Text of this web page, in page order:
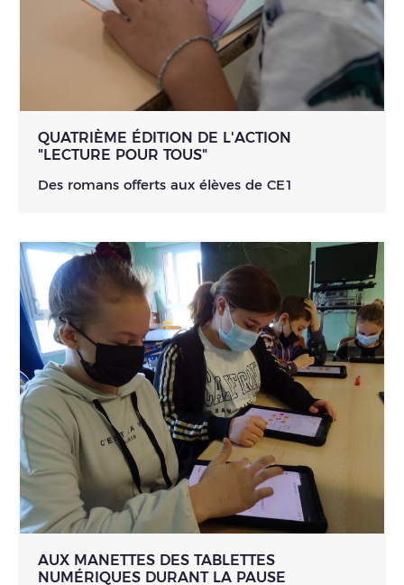
QUATRIÈME ÉDITION DE L'ACTION
"LECTURE POUR TOUS"
Des romans offerts aux élèves de CE1
AUX MANETTES DES TABLETTES
NUMÉRIQUES DURANT LA PAUSE